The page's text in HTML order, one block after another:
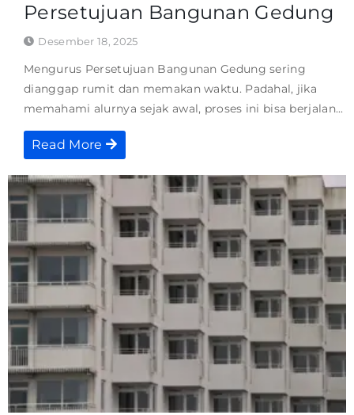
Persetujuan Bangunan Gedung
Desember 18, 2025
Mengurus Persetujuan Bangunan Gedung sering
dianggap rumit dan memakan waktu. Padahal, jika
memahami alurnya sejak awal, proses ini bisa berjalan...
Read More